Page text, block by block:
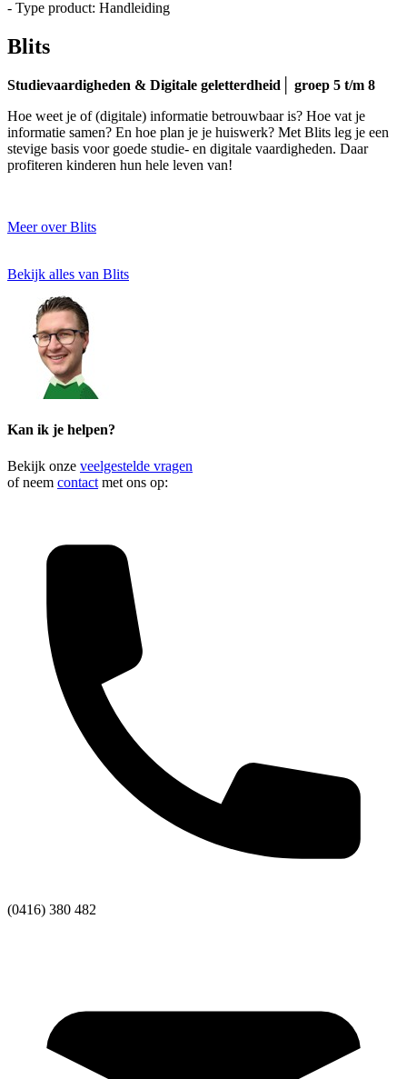
- Type product: Handleiding
Blits
Studievaardigheden & Digitale geletterdheid│ groep 5 t/m 8
Hoe weet je of (digitale) informatie betrouwbaar is? Hoe vat je
informatie samen? En hoe plan je je huiswerk? Met Blits leg je een
stevige basis voor goede studie- en digitale vaardigheden. Daar
profiteren kinderen hun hele leven van!
Meer over Blits
Bekijk alles van Blits
Kan ik je helpen?
Bekijk onze veelgestelde vragen
of neem contact met ons op:
(0416) 380 482